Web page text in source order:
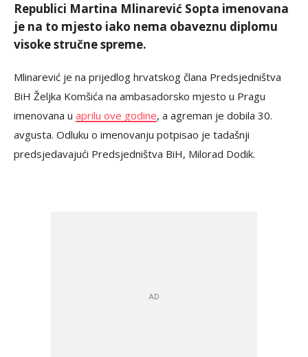
Republici Martina Mlinarević Sopta imenovana
je na to mjesto iako nema obaveznu diplomu
visoke stručne spreme.
Mlinarević je na prijedlog hrvatskog člana Predsjedništva
BiH Željka Komšića na ambasadorsko mjesto u Pragu
imenovana u aprilu ove godine, a agreman je dobila 30.
avgusta. Odluku o imenovanju potpisao je tadašnji
predsjedavajući Predsjedništva BiH, Milorad Dodik.